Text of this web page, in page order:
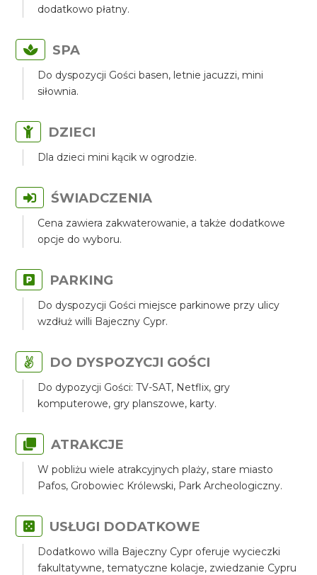
dodatkowo płatny.
SPA
Do dyspozycji Gości basen, letnie jacuzzi, mini
siłownia.
DZIECI
Dla dzieci mini kącik w ogrodzie.
ŚWIADCZENIA
Cena zawiera zakwaterowanie, a także dodatkowe
opcje do wyboru.
PARKING
Do dyspozycji Gości miejsce parkinowe przy ulicy
wzdłuż willi Bajeczny Cypr.
DO DYSPOZYCJI GOŚCI
Do dypozycji Gości: TV-SAT, Netflix, gry
komputerowe, gry planszowe, karty.
ATRAKCJE
W pobliżu wiele atrakcyjnych plaży, stare miasto
Pafos, Grobowiec Królewski, Park Archeologiczny.
USŁUGI DODATKOWE
Dodatkowo willa Bajeczny Cypr oferuje wycieczki
fakultatywne, tematyczne kolacje, zwiedzanie Cypru